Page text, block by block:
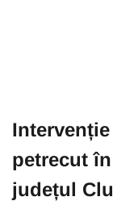
petrecut
județul